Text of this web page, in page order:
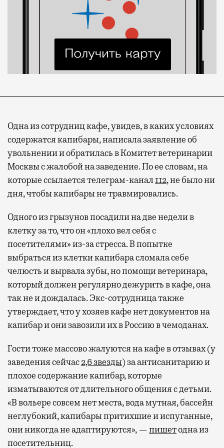
Одна из сотрудниц кафе, увидев, в каких условиях
содержатся капибары, написала заявление об
увольнении и обратилась в Комитет ветеринарии
Москвы с жалобой на заведение. По ее словам, на
которые ссылается телеграм-канал112, не было ни
дня, чтобы капибары не травмировались.
Одного из грызунов посадили на две недели в
клетку за то, что он «плохо вел себя с
посетителями» из-за стресса. В попытке
выбраться из клетки капибара сломала себе
челюсть и вырвала зубы, но помощи ветеринара,
который должен регулярно дежурить в кафе, она
так не и дождалась. Экс-сотрудница также
утверждает, что у хозяев кафе нет документов на
капибар и они завозили их в Россию в чемоданах.
Гости тоже массово жалуются на кафе в отзывах (у
заведения сейчас2,6 звезды) за антисанитарию и
плохое содержание капибар, которые
изматываются от длительного общения с детьми.
«В вольере совсем нет места, вода мутная, бассейн
неглубокий, капибары притихшие и испуганные,
они никогда не адаптируются», — пишетодна из
посетительниц.